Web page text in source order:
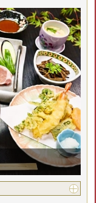
まかせでご用意。
癒やされます。全14
楽しみください。